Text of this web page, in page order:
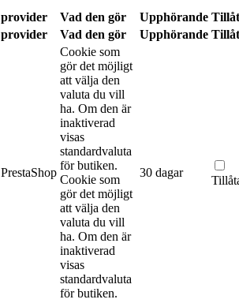
provider Vad den gör Upphörande
provider Vad den gör Upphörande
PrestaShop
Cookie som
gör det möjligt
att välja den
valuta du vill
ha. Om den är
inaktiverad
visas
standardvaluta
för butiken.
Cookie som
gör det möjligt
att välja den
valuta du vill
ha. Om den är
inaktiverad
visas
standardvaluta
för butiken.
30 dagar